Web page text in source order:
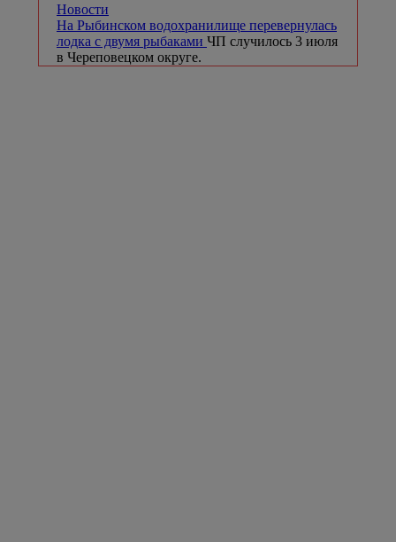
Новости
На Рыбинском водохранилище перевернулась
лодка с двумя рыбаками ЧП случилось 3 июля
в Череповецком округе.